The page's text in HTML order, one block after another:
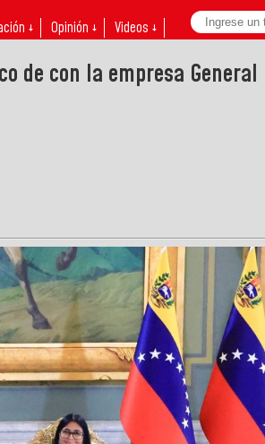
↓ Opinión ↓ Videos ↓
de con la empresa General